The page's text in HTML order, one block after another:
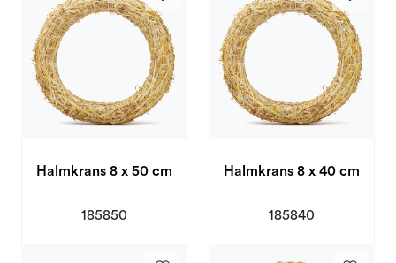
Halmkrans 8 x 50 cm
185850
Halmkrans 8 x 40 cm
185840